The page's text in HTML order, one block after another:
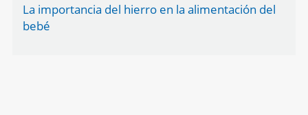
La importancia del hierro en la alimentación del
bebé